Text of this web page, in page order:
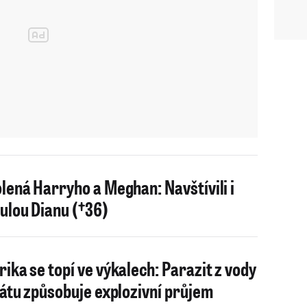
Harryho a Meghan: Navštívili i
Dianu (†36)
se topí ve výkalech: Parazit z vody
způsobuje explozivní průjem